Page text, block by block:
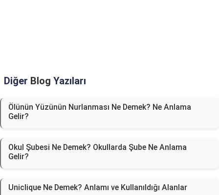
Diğer Blog Yazıları
Ölünün Yüzünün Nurlanması Ne Demek? Ne Anlama
Gelir?
Okul Şubesi Ne Demek? Okullarda Şube Ne Anlama
Gelir?
Uniclique Ne Demek? Anlamı ve Kullanıldığı Alanlar